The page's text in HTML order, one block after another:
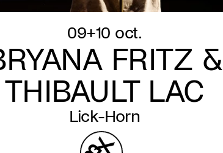
09+10 oct.
FRITZ &
THIBAULT LAC
Lick-Horn